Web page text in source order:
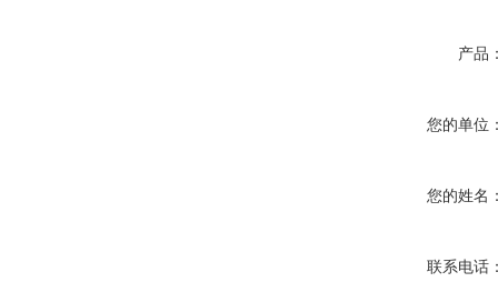
产品
您的单位
您的姓名
联系电话